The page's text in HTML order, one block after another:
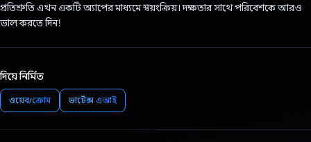
প্রতিশ্রুতি এখন একটি অ্যাপের মাধ্যমে স্বয়ংক্রিয়। দক্ষতার সাথে পরিবেশকে আরও
ভাল করতে দিন!
দিয়ে নির্মিত
ওয়েব/ক্রোম ভার্টেক্স এআই